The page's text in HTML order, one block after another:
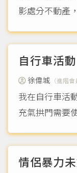
影處分不動產
容包括簽約、
宜，並說沒有
同意書仍無效
自行車活
徐偉城 （進階會
我在自行車活
充氣拱門需要
警示），導致
靠近外側，因
情侶暴力